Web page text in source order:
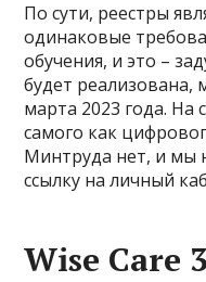
По сути, реестры
одинаковые
обучения, и это –
будет реализована,
марта 2023 года. На
самого как
Минтруда нет, и мы
ссылку на личный
Wise Care